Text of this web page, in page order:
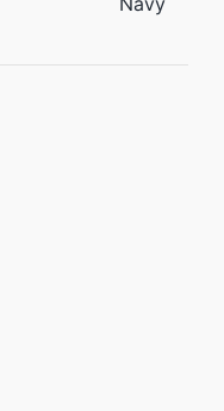
18,00 €.